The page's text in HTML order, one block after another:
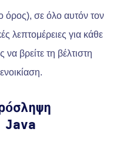
όρος), σε όλο αυτόν τον
λεπτομέρειες για κάθε
βρείτε τη βέλτιστη
Java